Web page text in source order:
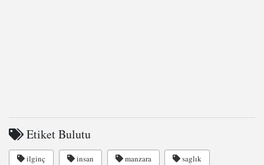
Etiket Bulutu
ilginç insan manzara saglık